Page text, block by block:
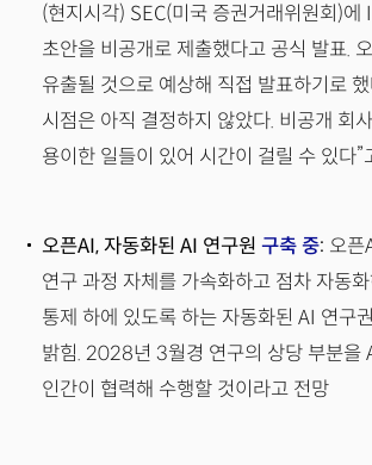
(현지시각) SEC(미국 증권거래위원회)에
초안을 비공개로 제출했다고 공식 발표.
유출될 것으로 예상해 직접 발표하기로 했
시점은 아직 결정하지 않았다. 비공개 회
용이한 일들이 있어 시간이 걸릴 수 있다”
오픈AI, 자동화된 AI 연구원 구축 중: 오픈
연구 과정 자체를 가속화하고 점차 자동
통제 하에 있도록 하는 자동화된 AI 연구
밝힘. 2028년 3월경 연구의 상당 부분을
인간이 협력해 수행할 것이라고 전망